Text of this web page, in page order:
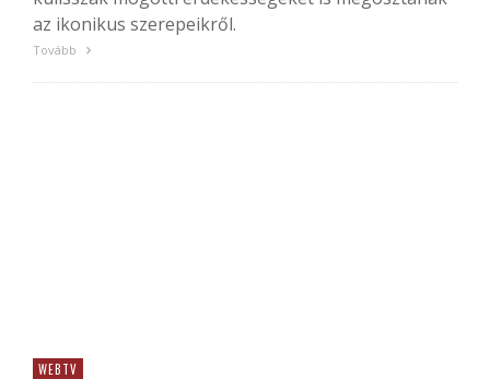
az ikonikus szerepeikről.
Tovább
WEBTV